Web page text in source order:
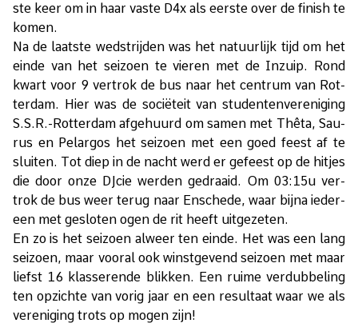
ste keer om in haar vas­te D4x als eer­ste over de fi­nish te
ko­men.
Na de laat­ste wed­strij­den was het na­tuur­lijk tijd om het
ein­de van het sei­zoen te vie­ren met de In­zuip. Rond
kwart voor 9 ver­trok de bus naar het cen­trum van Rot­
ter­dam. Hier was de so­ci­ë­teit van stu­den­ten­ver­e­ni­ging
S.S.R.-Rot­ter­dam af­ge­huurd om sa­men met Thê­ta, Sau­
rus en Pe­lar­gos het sei­zoen met een goed feest af te
slui­ten. Tot diep in de nacht werd er ge­feest op de hitjes
die door onze DJ­cie wer­den ge­draaid. Om 03:15u ver­
trok de bus weer te­rug naar En­sche­de, waar bij­na ie­der­
een met ge­slo­ten ogen de rit heeft uit­ge­ze­ten.
En zo is het sei­zoen al­weer ten ein­de. Het was een lang
sei­zoen, maar voor­al ook winst­ge­vend sei­zoen met maar
liefst 16 klas­se­ren­de blik­ken. Een rui­me ver­dub­be­ling
ten op­zich­te van vo­rig jaar en een re­sul­taat waar we als
ver­e­ni­ging trots op mo­gen zijn!